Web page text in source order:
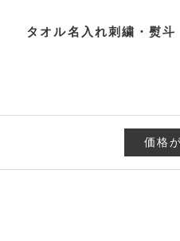
タオル名入れ刺繍・熨斗
価格